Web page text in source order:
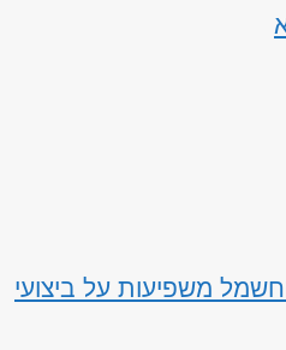
משפיעות על ביצועי